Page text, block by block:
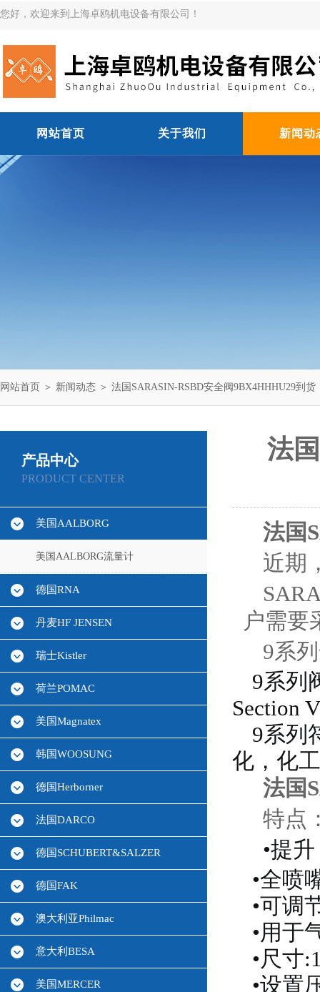
您好，欢迎来到上海卓鸥机电设备有限公司！
网站首页 关于我们 新闻动
网站首页 ＞ 新闻动态 ＞ 法国SARASIN-RSBD安全阀9BX4HHHU29到货
产品中心
PRODUCT CENTER
美国AALBORG
美国AALBORG流量计
德国RNA
丹麦HF JENSEN
瑞士Kistler
荷兰POMAC
美国Magnatex
韩国WOOSUNG
德国Herborner
法国DARCO
德国SCHUBERT&SALZER
德国FAK
澳大利亚Philmac
意大利BESA
美国MERCER
法
法国
近期
户需要
9系
9系列
Section
9系列
化，化
法国
特点
•提升
•全喷
•可调
•用于
•尺寸
•设置